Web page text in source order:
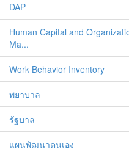
DAP
Human Capital and
Ma...
Work Behavior Inventory
พยาบาล
รัฐบาล
แผนพัฒนาตนเอง